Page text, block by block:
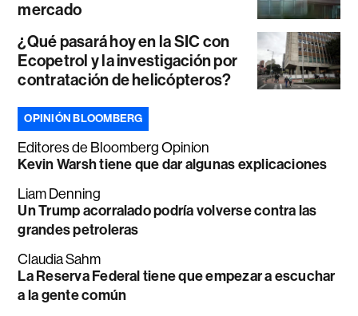
mercado
¿Qué pasará hoy en la SIC con
Ecopetrol y la investigación por
contratación de helicópteros?
OPINIÓN BLOOMBERG
Editores de Bloomberg Opinion
Kevin Warsh tiene que dar algunas explicaciones
Liam Denning
Un Trump acorralado podría volverse contra las
grandes petroleras
Claudia Sahm
La Reserva Federal tiene que empezar a escuchar
a la gente común